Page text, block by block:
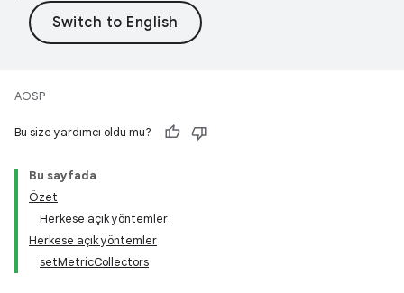
AOSP
Bu size yardımcı oldu mu?
Bu sayfada
Özet
Herkese açık yöntemler
Herkese açık yöntemler
setMetricCollectors